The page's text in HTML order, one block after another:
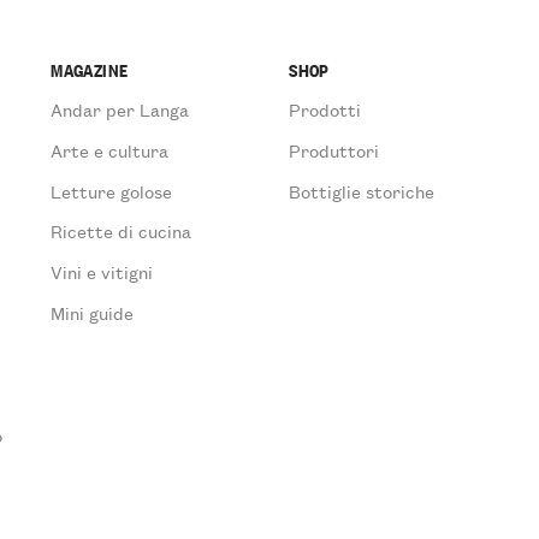
MAGAZINE
Andar per Langa
Arte e cultura
Letture golose
Ricette di cucina
Vini e vitigni
Mini guide
SHOP
Prodotti
Produttori
Bottiglie storiche